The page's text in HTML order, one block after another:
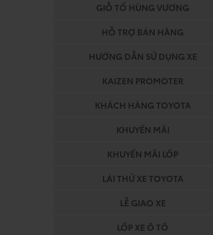
GIỖ TỔ HÙNG VƯƠNG
HỖ TRỢ BÁN HÀNG
HƯỚNG DẪN SỬ DỤNG XE
KAIZEN PROMOTER
KHÁCH HÀNG TOYOTA
KHUYẾN MÃI
KHUYẾN MÃI LỐP
LÁI THỬ XE TOYOTA
LỄ GIAO XE
LỐP XE Ô TÔ